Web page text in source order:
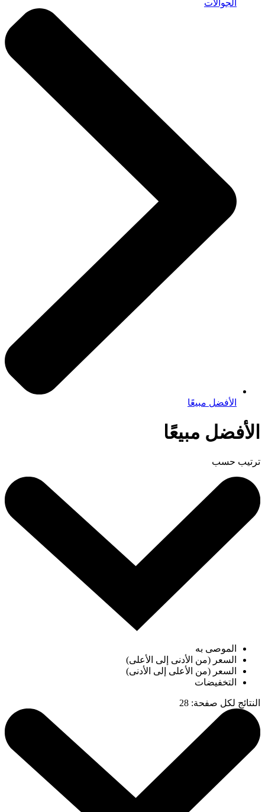
الجوالات
الأفضل مبيعًا
الأفضل مبيعًا
ترتيب حسب
الموصى به
السعر (من الأدنى إلى الأعلى)
السعر (من الأعلى إلى الأدنى)
التخفيضات
النتائج لكل صفحة:
28